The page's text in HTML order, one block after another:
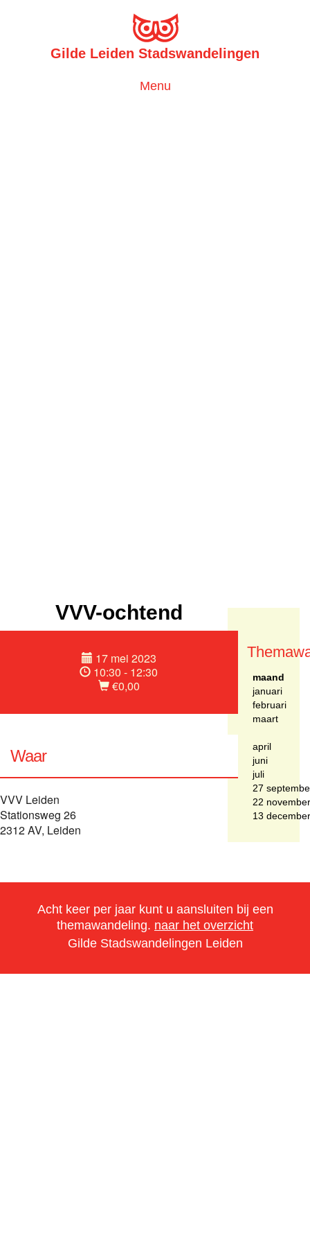
Gilde Leiden Stadswandelingen
Toggle
Menu
VVV-ochtend
17 mei 2023
10:30 - 12:30
€0,00
Waar
VVV Leiden
Stationsweg 26
2312 AV, Leiden
maand
januari
februari
maart
april
juni
juli
27
22 november
13 december
Acht keer per jaar kunt u aansluiten bij een
themawandeling. naar het overzicht
Gilde Stadswandelingen Leiden